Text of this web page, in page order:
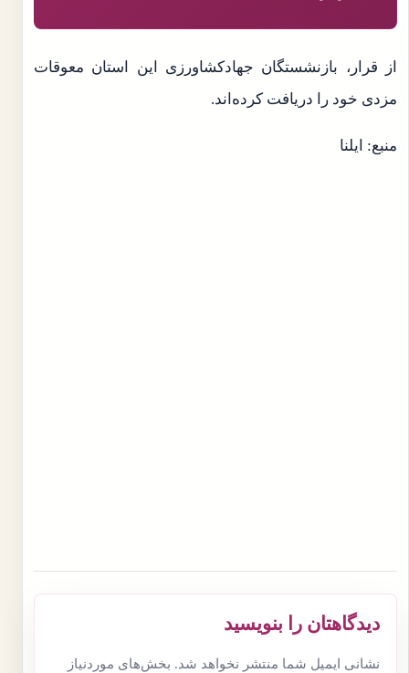
از قرار، بازنشستگان جهادکشاورزی این استان معوقات
مزدی خود را دریافت کرده‌اند.
منبع: ایلنا
دیدگاهتان را بنویسید
نشانی ایمیل شما منتشر نخواهد شد. بخش‌های موردنیاز